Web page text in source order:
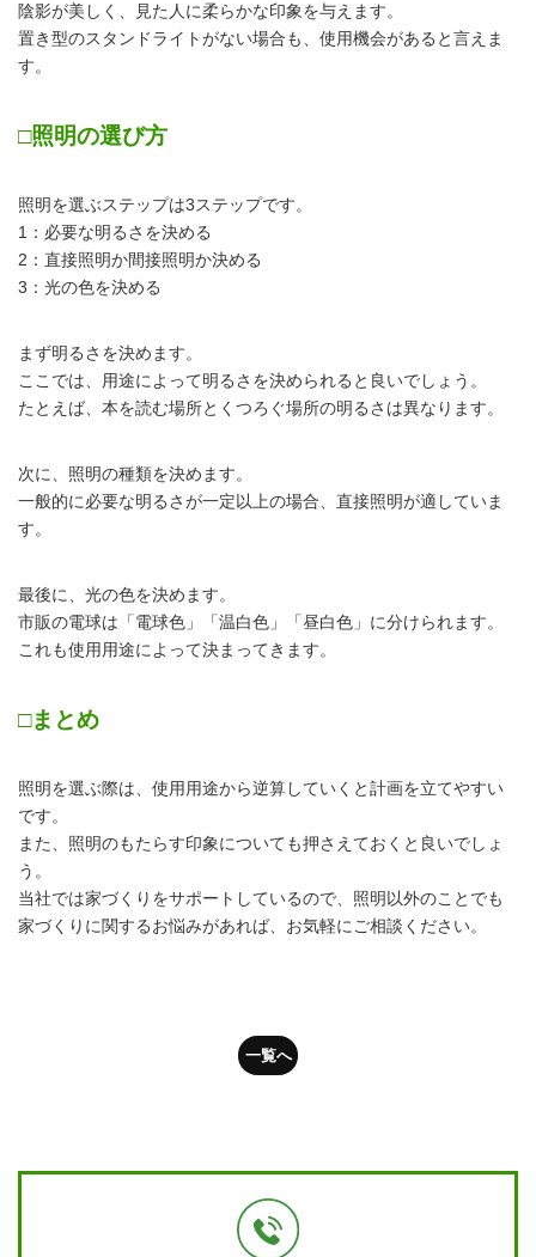
陰影が美しく、見た人に柔らかな印象を与えます。
置き型のスタンドライトがない場合も、使用機会があると言えま
す。
□照明の選び方
照明を選ぶステップは3ステップです。
1：必要な明るさを決める
2：直接照明か間接照明か決める
3：光の色を決める
まず明るさを決めます。
ここでは、用途によって明るさを決められると良いでしょう。
たとえば、本を読む場所とくつろぐ場所の明るさは異なります。
次に、照明の種類を決めます。
一般的に必要な明るさが一定以上の場合、直接照明が適していま
す。
最後に、光の色を決めます。
市販の電球は「電球色」「温白色」「昼白色」に分けられます。
これも使用用途によって決まってきます。
□まとめ
照明を選ぶ際は、使用用途から逆算していくと計画を立てやすい
です。
また、照明のもたらす印象についても押さえておくと良いでしょ
う。
当社では家づくりをサポートしているので、照明以外のことでも
家づくりに関するお悩みがあれば、お気軽にご相談ください。
一覧へ